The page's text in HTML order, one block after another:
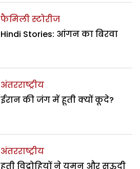
फैमिली स्टोरीज
Hindi Stories: आंगन का बिरवा
अंतरराष्ट्रीय
ईरान की जंग में हूती क्यों कूदे?
अंतरराष्ट्रीय
हूती विद्रोहियों ने यमन और सऊदी